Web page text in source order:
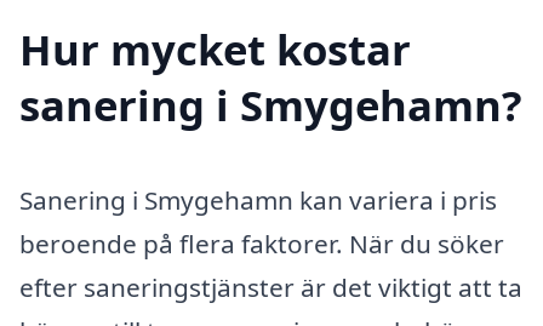
Hur mycket kostar
sanering i Smygehamn?
Sanering i Smygehamn kan variera i pris
beroende på flera faktorer. När du söker
efter saneringstjänster är det viktigt att ta